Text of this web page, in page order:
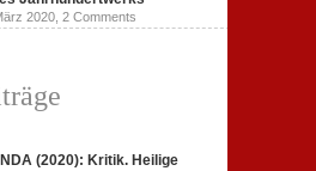
2020, 2 Comments
(2020): Kritik. Heilige